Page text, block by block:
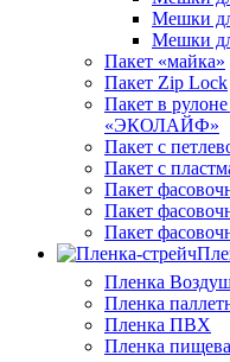
Мешки
Мешки
Пакет «майка»
Пакет Zip Lock
Пакет в
«ЭКОЛАЙФ»
Пакет с
Пакет с
Пакет
Пакет
Пакет
Пленка
Пленка
Пленка ПВХ
Пленка